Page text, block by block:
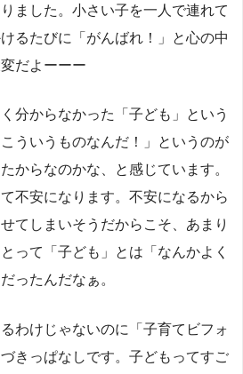
ました。小さい子を一人で連れて
るたびに「がんばれ！」と心の中
だよーーー
分からなかった「子ども」という
ういうものなんだ！」というのが
からなのかな、と感じています。
不安になります。不安になるから
てしまいそうだからこそ、あまり
って「子ども」とは「なんかよく
ったんだなぁ。
わけじゃないのに「子育てビフォ
きっぱなしです。子どもってすご